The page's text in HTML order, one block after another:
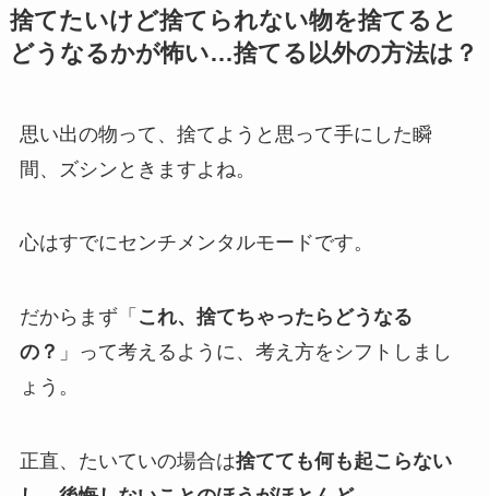
捨てたいけど捨てられない物を捨てると
どうなるかが怖い…捨てる以外の方法は？
思い出の物って、捨てようと思って手にした瞬
間、ズシンときますよね。
心はすでにセンチメンタルモードです。
だからまず「 これ、捨てちゃったらどうなる
の？ 」って考えるように、考え方をシフトしまし
ょう。
正直、たいていの場合は捨てても何も起こらない